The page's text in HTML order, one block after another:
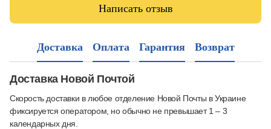
Написать отзыв
Доставка Оплата Гарантия Возврат
Доставка Новой Почтой
Скорость доставки в любое отделение Новой Почты в Украине
фиксируется оператором, но обычно не превышает 1 – 3
календарных дня.